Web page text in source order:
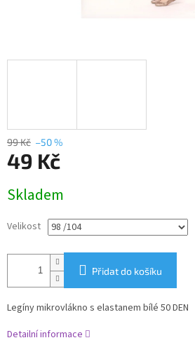
99 Kč –50 %
49 Kč
cena:
Skladem
Velikost
Přidat do košíku
Legíny mikrovlákno s elastanem bílé 50 DEN
Detailní informace